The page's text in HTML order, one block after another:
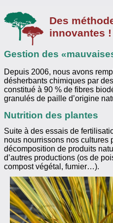
Des
innovantes !
Gestion des
Depuis 2006, nous avons
désherbants chimiques par
constitué à 90 % de fibres
granulés de paille d’origine
Nutrition des plantes
Suite à des essais de
nous nourrissons nos cultures
décomposition de produits
d’autres productions (os de
compost végétal, fumier…).